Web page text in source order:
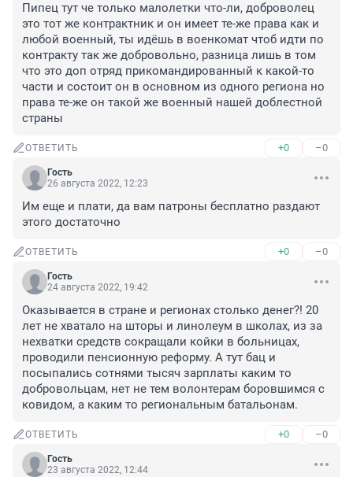
Пипец тут че только малолетки что-ли, доброволец
это тот же контрактник и он имеет те-же права как и
любой военный, ты идёшь в военкомат чтоб идти по
контракту так же добровольно, разница лишь в том
что это доп отряд прикомандированный к какой-то
части и состоит он в основном из одного региона но
права те-же он такой же военный нашей доблестной
страны
ОТВЕТИТЬ +0 –0
Гость
26 августа 2022, 12:23
Им еще и плати, да вам патроны бесплатно раздают
этого достаточно
ОТВЕТИТЬ +0 –0
Гость
24 августа 2022, 19:42
Оказывается в стране и регионах столько денег?! 20
лет не хватало на шторы и линолеум в школах, из за
нехватки средств сокращали койки в больницах,
проводили пенсионную реформу. А тут бац и
посыпались сотнями тысяч зарплаты каким то
добровольцам, нет не тем волонтерам боровшимся с
ковидом, а каким то региональным батальонам.
ОТВЕТИТЬ +0 –0
Гость
23 августа 2022, 12:44